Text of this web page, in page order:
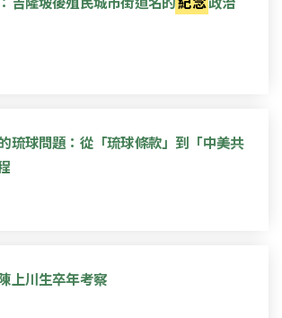
琉球問題：從「琉球條款」到「中美共
上川生卒年考察